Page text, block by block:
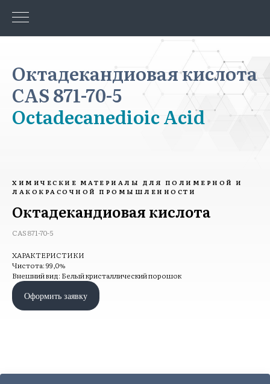
Октадекандиовая кислота
CAS 871-70-5
Octadecanedioic Acid
ХИМИЧЕСКИЕ МАТЕРИАЛЫ ДЛЯ ПОЛИМЕРНОЙ И
ЛАКОКРАСОЧНОЙ ПРОМЫШЛЕННОСТИ
Октадекандиовая кислота
CAS 871-70-5
ХАРАКТЕРИСТИКИ
Чистота: 99,0%
Внешний вид: Белый кристаллический порошок
Оформить заявку